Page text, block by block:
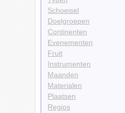
Schoeisel
Doelgroepen
Continenten
Evenementen
Fruit
Instrumenten
Maanden
Materialen
Plaatsen
Regios